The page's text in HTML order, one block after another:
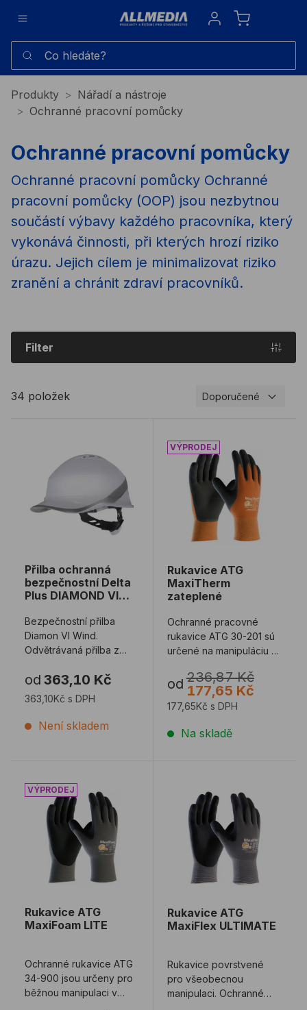
Sign in
Co hledáte?
Produkty
Nářadí a nástroje
Ochranné pracovní pomůcky
Ochranné pracovní pomůcky
Ochranné pracovní pomůcky Ochranné
pracovní pomůcky (OOP) jsou nezbytnou
součástí výbavy každého pracovníka, který
vykonává činnosti, při kterých hrozí riziko
úrazu. Jejich cílem je minimalizovat riziko
zranění a chránit zdraví pracovníků.
Filter
34 položek Doporučené
Přilba ochranná bezpečnostní Delta Plus DIAMOND
Přilba ochranná
bezpečnostní Delta
Plus DIAMOND VI
Bezpečnostní přilba
Diamon VI Wind.
Odvětrávaná přilba z
„baseballové čepice“ p
...
od 363,10 Kč
363,10Kč s DPH
Není skladem
Rukavice ATG
Rukavice ATG
MaxiTherm
zateplené
Ochranné pracovné
rukavice ATG 30-201 sú
určené na manipuláciu v
prostredí pri teplo ...
od 236,87 Kč
177,65 Kč
177,65Kč s DPH
Na skladě
Rukavice ATG MaxiFoam LITE
Rukavice ATG
MaxiFoam LITE
Ochranné rukavice ATG
34-900 jsou určeny pro
běžnou manipulaci v
Rukavice ATG
MaxiFlex ULTIMATE
Rukavice povrstvené
pro všeobecnou
manipulaci. Ochranné